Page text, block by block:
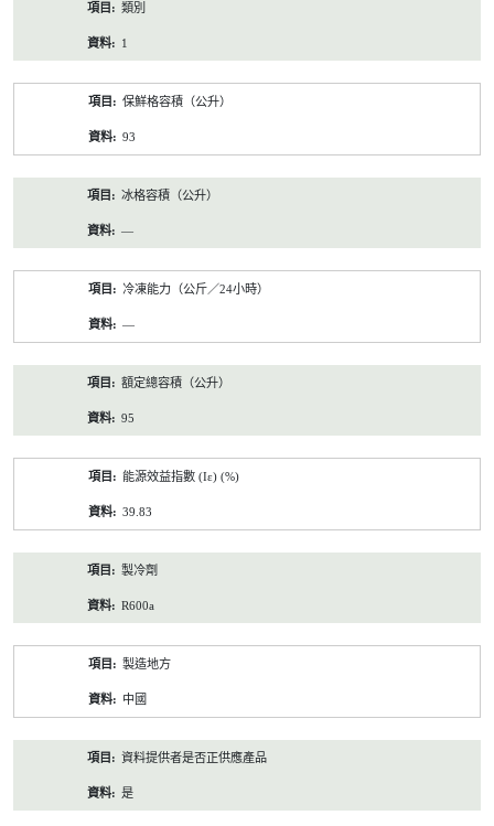
類別
1
保鮮格容積（公升）
93
冰格容積（公升）
—
冷凍能力（公斤／24小時）
—
額定總容積（公升）
95
能源效益指數 (Iε) (%)
39.83
製冷劑
R600a
製造地方
中國
資料提供者是否正供應產品
是